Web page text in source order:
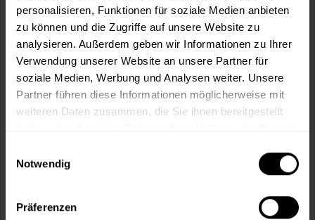
personalisieren, Funktionen für soziale Medien anbieten
zu können und die Zugriffe auf unsere Website zu
analysieren. Außerdem geben wir Informationen zu Ihrer
Verwendung unserer Website an unsere Partner für
soziale Medien, Werbung und Analysen weiter. Unsere
Partner führen diese Informationen möglicherweise mit
weiteren Daten zusammen, die Sie ihnen bereitgestellt
Notwendig
Präferenzen
In denWarenkorb
Merken Fragen zum Artikel?